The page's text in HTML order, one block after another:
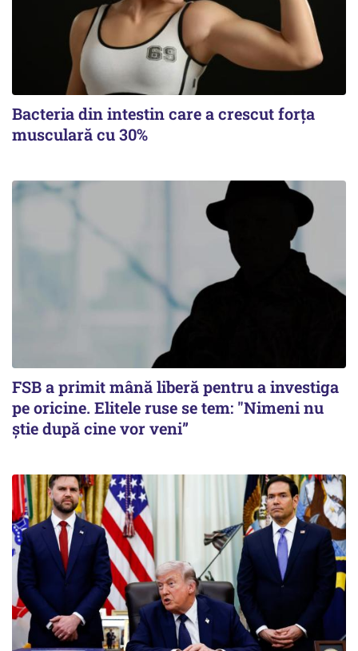
Bacteria din intestin care a crescut forța
musculară cu 30%
FSB a primit mână liberă pentru a investiga
pe oricine. Elitele ruse se tem: "Nimeni nu
știe după cine vor veni”